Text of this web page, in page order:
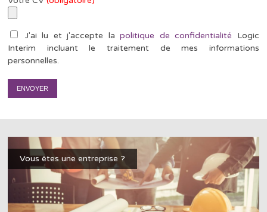
J'ai lu et j'accepte lapolitique de confidentialité Logic
Interim incluant le traitement de mes informations
personnelles.
Vous êtes une entreprise ?